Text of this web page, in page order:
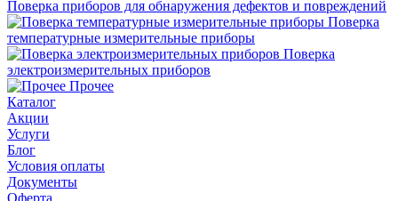
Поверка приборов для обнаружения дефектов и повреждений
Поверка
температурные измерительные приборы
Поверка
электроизмерительных приборов
Прочее
Каталог
Акции
Услуги
Блог
Условия оплаты
Документы
Оферта